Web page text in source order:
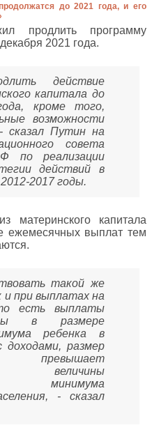
до 2021 года, и его
продлить программу
2021 года.
действие
капитала до
кроме того,
возможности
сказал Путин на
совета
по реализации
действий в
2017 годы.
материнского капитала
ежемесячных выплат тем
такой же
и при выплатах на
есть выплаты
в размере
ребенка в
доходами, размер
превышает
величины
минимума
- сказал